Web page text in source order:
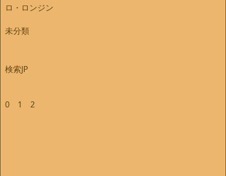
ロ・ロンジン
未分類
検索JP
0 1 2